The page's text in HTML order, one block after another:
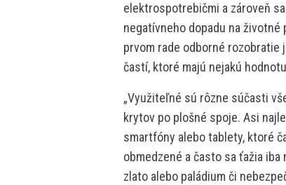
elektrospotrebičmi a zároveň
negatívneho dopadu na
prvom rade odborné
častí, ktoré majú nejakú
„Využiteľné sú rôzne súčasti
krytov po plošné spoje. Asi
smartfóny alebo tablety, ktoré
obmedzené a často sa ťažia
zlato alebo paládium či